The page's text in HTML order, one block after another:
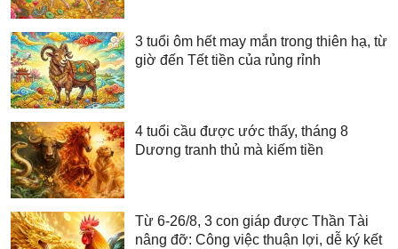
3 tuổi ôm hết may mắn trong thiên hạ, từ
giờ đến Tết tiền của rủng rỉnh
4 tuổi cầu được ước thấy, tháng 8
Dương tranh thủ mà kiếm tiền
Từ 6-26/8, 3 con giáp được Thần Tài
nâng đỡ: Công việc thuận lợi, dễ ký kết